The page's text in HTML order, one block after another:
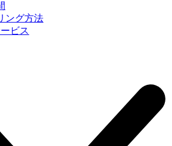
ング方法
ビス